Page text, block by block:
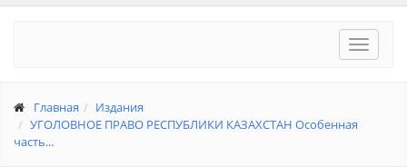
Toggle
Главная
Издания
УГОЛОВНОЕ ПРАВО РЕСПУБЛИКИ КАЗАХСТАН Особенная
часть...